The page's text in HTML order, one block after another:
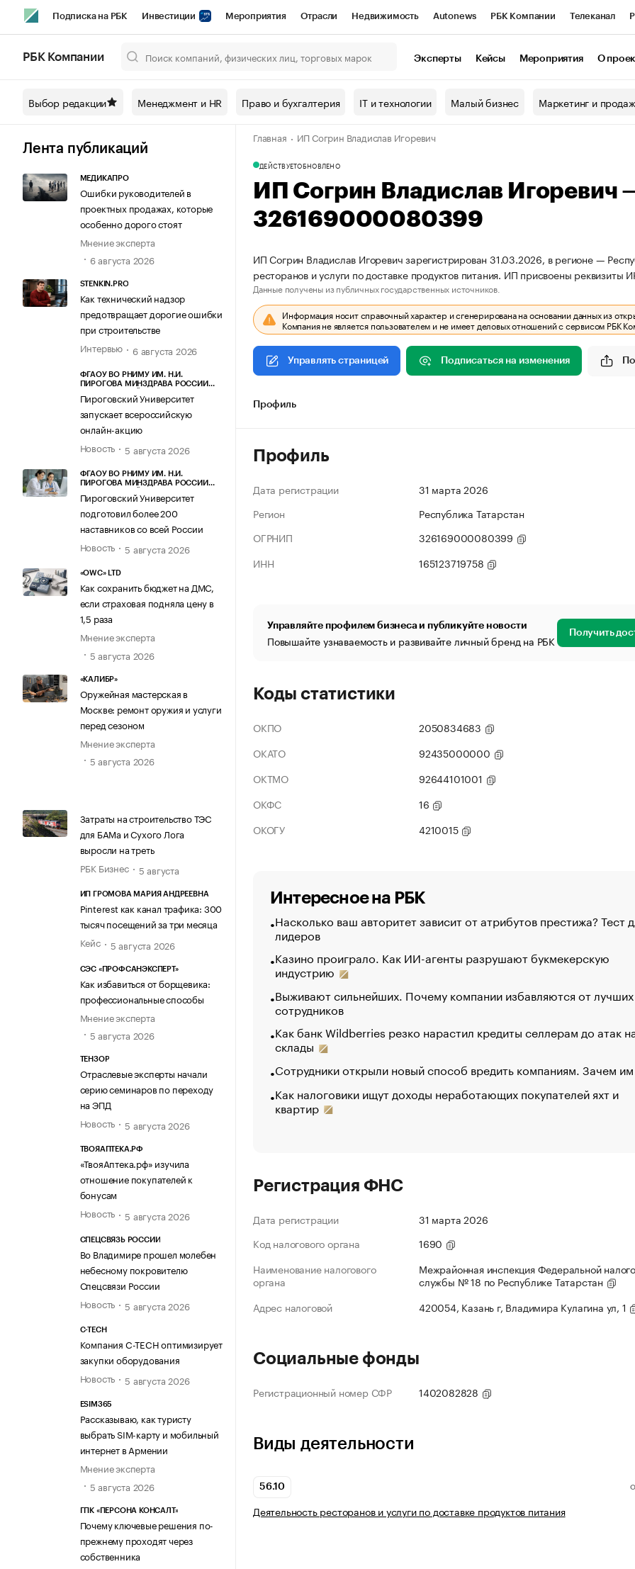
Подписка на РБК Инвестиции Мероприятия Отрасли Недвижимость Autonews РБК Компании Телеканал
Спецпроекты СПб Конференции СПб Спецпроекты Проверка контрагентов
Технологии и медиа Рынок наличной валюты
РБК Компании Эксперты Кейсы Мероприятия О
Выбор редакции Менеджмент и HR Право и бухгалтерия IT и технологии Малый бизнес Маркетинг и
Лента публикаций
МЕДИКАПРО
Ошибки руководителей в
проектных продажах, которые
особенно дорого стоят
Мнение эксперта
6 августа 2026
STENKIN.PRO
Как технический надзор
предотвращает дорогие ошибки
при строительстве
Интервью
6 августа 2026
ФГАОУ ВО РНИМУ ИМ. Н.И.
ПИРОГОВА МИНЗДРАВА РОССИИ
Пироговский Университет
запускает всероссийскую
онлайн-акцию
Новость
5 августа 2026
ФГАОУ ВО РНИМУ ИМ. Н.И.
ПИРОГОВА МИНЗДРАВА РОССИИ
Пироговский Университет
подготовил более 200
наставников со всей России
Новость
5 августа 2026
«OWC» LTD
Как сохранить бюджет на ДМС,
если страховая подняла цену в
1,5 раза
Мнение эксперта
5 августа 2026
«КАЛИБР»
Оружейная мастерская в
Москве: ремонт оружия и услуги
перед сезоном
Мнение эксперта
5 августа 2026
Затраты на строительство ТЭС
для БАМа и Сухого Лога
выросли на треть
РБК Бизнес
5 августа
ИП ГРОМОВА МАРИЯ АНДРЕЕВНА
Pinterest как канал трафика: 300
тысяч посещений за три месяца
Кейс
5 августа 2026
СЭС «ПРОФСАНЭКСПЕРТ»
Как избавиться от борщевика:
профессиональные способы
Мнение эксперта
5 августа 2026
ТЕНЗОР
Отраслевые эксперты начали
серию семинаров по переходу
на ЭПД
Новость
5 августа 2026
ТВОЯАПТЕКА.РФ
«ТвояАптека.рф» изучила
отношение покупателей к
бонусам
Новость
5 августа 2026
СПЕЦСВЯЗЬ РОССИИ
Во Владимире прошел молебен
небесному покровителю
Спецсвязи России
Новость
5 августа 2026
C-TECH
Компания C-TECH оптимизирует
закупки оборудования
Новость
5 августа 2026
ESIM365
Рассказываю, как туристу
выбрать SIM-карту и мобильный
интернет в Армении
Мнение эксперта
5 августа 2026
ГПК «ПЕРСОНА КОНСАЛТ»
Почему ключевые решения по-
прежнему проходят через
собственника
Главная ИП Согрин Владислав Игоревич
ДЕЙСТВУЕТОБНОВЛЕНО
ИП Согрин Владислав
326169000080399
ИП Согрин Владислав Игоревич зарегистрирован 31.03.2026, в регионе —
ресторанов и услуги по доставке продуктов питания. ИП присвоены
Данные получены из публичных государственных источников.
Информация носит справочный характер и сгенерирована на основании данных из
Компания не является пользователем и не имеет деловых отношений с сервисом РБК
Управлять страницей Подписаться на изменения
Профиль
Профиль
Дата регистрации
31 марта 2026
Регион
Республика Татарстан
ОГРНИП
326169000080399
ИНН
165123719758
Управляйте профилем бизнеса и публикуйте новости
Повышайте узнаваемость и развивайте личный бренд на РБК Получить
Коды статистики
ОКПО
2050834683
ОКАТО
92435000000
ОКТМО
92644101001
ОКФС
16
ОКОГУ
4210015
Интересное на РБК
Насколько ваш авторитет зависит от атрибутов престижа? Тест
лидеров
Казино проиграло. Как ИИ-агенты разрушают букмекерскую
индустрию
Выживают сильнейших. Почему компании избавляются от лучших
сотрудников
Как банк Wildberries резко нарастил кредиты селлерам до атак
склады
Сотрудники открыли новый способ вредить компаниям. Зачем
Как налоговики ищут доходы неработающих покупателей яхт и
квартир
Регистрация ФНС
Дата регистрации
31 марта 2026
Код налогового органа
1690
Наименование налогового
органа
Межрайонная инспекция Федеральной
службы № 18 по Республике Татарстан
Адрес налоговой
420054, Казань г, Владимира Кулагина ул, 1
Социальные фонды
Регистрационный номер СФР 1402082828
Виды деятельности
56.10
Деятельность ресторанов и услуги по доставке продуктов питания